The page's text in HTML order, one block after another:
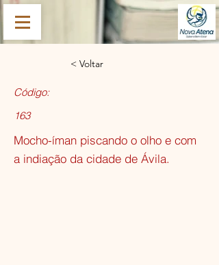
< Voltar
Código:
163
Mocho-íman piscando o olho e com
a indiação da cidade de Ávila.